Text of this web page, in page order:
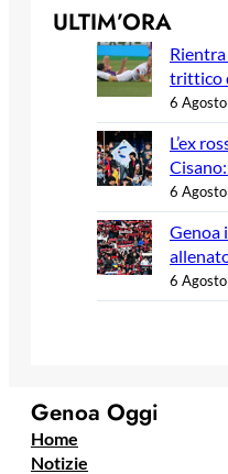
ULTIM’ORA
trittico
6
L’ex
6
Genoa
6
Genoa Oggi
Home
Notizie